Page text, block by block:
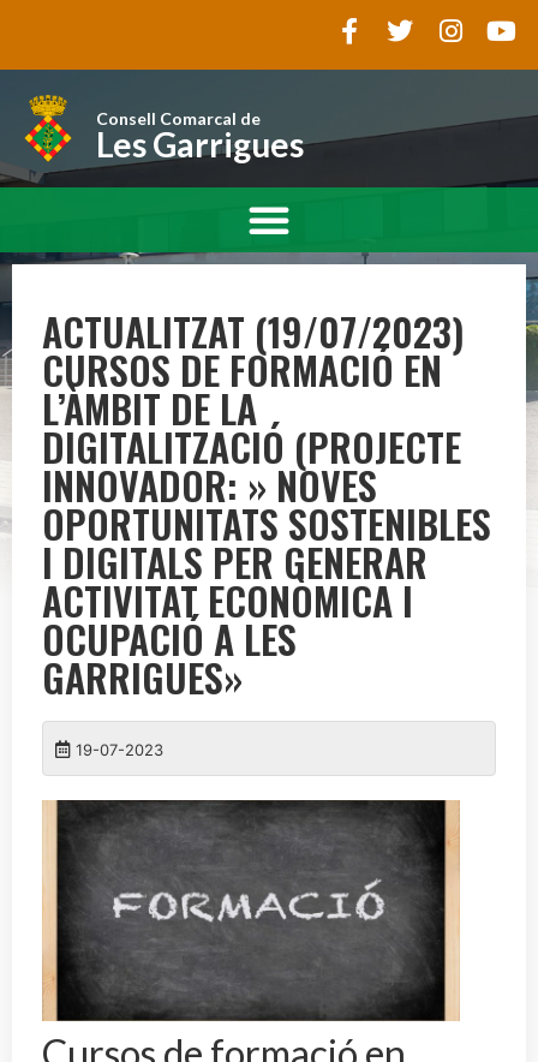
Consell Comarcal de
Les Garrigues
ACTUALITZAT (19/07/2023)
CURSOS DE FORMACIÓ EN
L’ÀMBIT DE LA
DIGITALITZACIÓ (PROJECTE
INNOVADOR: » NOVES
OPORTUNITATS SOSTENIBLES
I DIGITALS PER GENERAR
ACTIVITAT ECONÒMICA I
OCUPACIÓ A LES
GARRIGUES»
19-07-2023
Cursos de formació en